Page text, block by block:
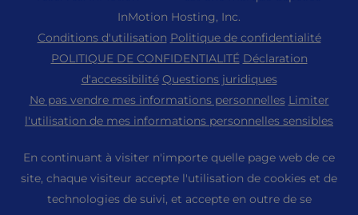
Hébergement Linux
Hébergement Magento
Hébergement de serveurs Minecraft
Hébergement PHP
Hébergement Ubuntu
Centre d'assistance
Ressources
Soutien à la communauté
Tutoriels WordPress
Hébergement géré
Migrations de sites Web
Centre de données de Los Angeles
Centre de données Ashburn
Presse
Carrières
Blog
Programme d'affiliation
InMotion Hosting, Inc.
Conditions d'utilisation Politique de confidentialité
POLITIQUE DE CONFIDENTIALITÉ Déclaration
d'accessibilité Questions juridiques
Ne pas vendre mes informations personnelles Limiter
l'utilisation de mes informations personnelles sensibles
En continuant à visiter n'importe quelle page web de ce
site, chaque visiteur accepte l'utilisation de cookies et de
technologies de suivi, et accepte en outre de se